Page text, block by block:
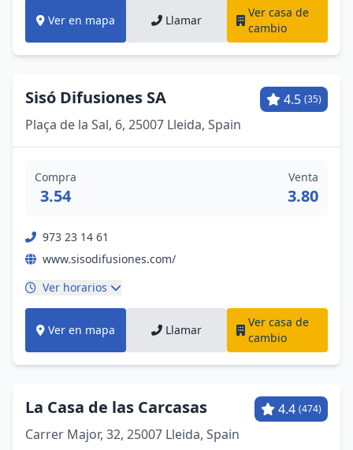
Ver en mapa Llamar
Ver casa de
cambio
Sisó Difusiones SA 4.5 (35)
Plaça de la Sal, 6, 25007 Lleida, Spain
Compra
3.54
Venta
3.80
973 23 14 61
www.sisodifusiones.com/
Ver horarios
Ver en mapa Llamar
Ver casa de
cambio
La Casa de las Carcasas 4.4 (474)
Carrer Major, 32, 25007 Lleida, Spain